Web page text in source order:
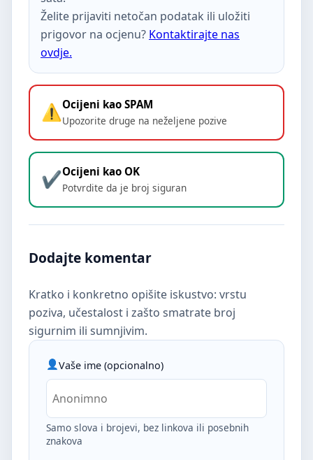
Želite prijaviti netočan podatak ili uložiti
prigovor na ocjenu? Kontaktirajte nas
ovdje.
Ocijeni kao SPAM
Upozorite druge na neželjene pozive
Ocijeni kao OK
Potvrdite da je broj siguran
Dodajte komentar
Kratko i konkretno opišite iskustvo: vrstu
poziva, učestalost i zašto smatrate broj
sigurnim ili sumnjivim.
Vaše ime (opcionalno)
Samo slova i brojevi, bez linkova ili posebnih
znakova